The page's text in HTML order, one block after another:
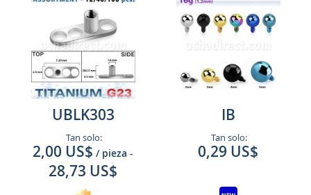
UBLK303
Tan solo:
2,00 US$ / pieza -
28,73 US$
IB
Tan solo:
0,29 US$